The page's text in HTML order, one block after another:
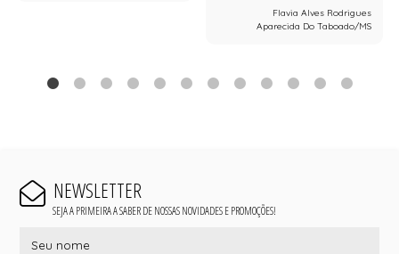
Flavia Alves Rodrigues
Aparecida Do Taboado/MS
NEWSLETTER
SEJA A PRIMEIRA A SABER DE NOSSAS NOVIDADES E PROMOÇÕES!